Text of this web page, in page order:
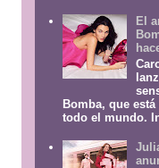
El
Bomba, que
todo el mundo.